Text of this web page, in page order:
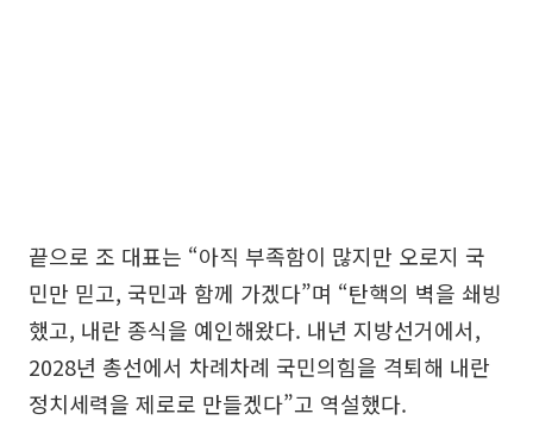
끝으로 조 대표는 “아직 부족함이 많지만 오로지 국
민만 믿고, 국민과 함께 가겠다”며 “탄핵의 벽을 쇄빙
했고, 내란 종식을 예인해왔다. 내년 지방선거에서,
2028년 총선에서 차례차례 국민의힘을 격퇴해 내란
정치세력을 제로로 만들겠다”고 역설했다.